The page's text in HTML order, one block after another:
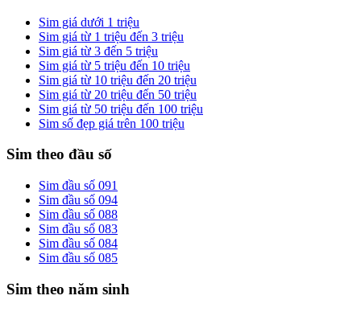
Sim giá dưới 1 triệu
Sim giá từ 1 triệu đến 3 triệu
Sim giá từ 3 đến 5 triệu
Sim giá từ 5 triệu đến 10 triệu
Sim giá từ 10 triệu đến 20 triệu
Sim giá từ 20 triệu đến 50 triệu
Sim giá từ 50 triệu đến 100 triệu
Sim số đẹp giá trên 100 triệu
Sim theo đầu số
Sim đầu số 091
Sim đầu số 094
Sim đầu số 088
Sim đầu số 083
Sim đầu số 084
Sim đầu số 085
Sim theo năm sinh